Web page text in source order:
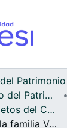
Fondo Archivo del Patrimonio Fotográfico y Fílmico del Valle del Cauca
APFFVC - Objetos del Culto - Patrimonial
Mausoleo de la familia Valderrama